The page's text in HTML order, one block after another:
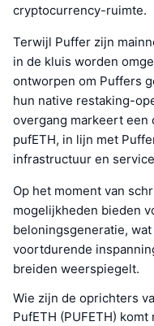
cryptocurrency-ruimte.
Terwijl Puffer zijn
in de kluis worden
ontworpen om Puffers
hun native restaking-
overgang markeert een
pufETH, in lijn met
infrastructuur en
Op het moment van
mogelijkheden bieden
beloningsgeneratie,
voortdurende
breiden weerspiegelt.
Wie zijn de oprichters
PufETH (PUFETH)